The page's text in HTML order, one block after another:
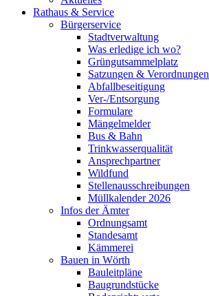
Rathaus & Service
Bürgerservice
Stadtverwaltung
Was erledige ich wo?
Grüngutsammelplatz
Satzungen & Verordnungen
Abfallbeseitigung
Ver-/Entsorgung
Formulare
Mängelmelder
Bus & Bahn
Trinkwasserqualität
Ansprechpartner
Wildfund
Stellenausschreibungen
Müllkalender 2026
Infos der Ämter
Ordnungsamt
Standesamt
Kämmerei
Bauen in Wörth
Bauleitpläne
Baugrundstücke